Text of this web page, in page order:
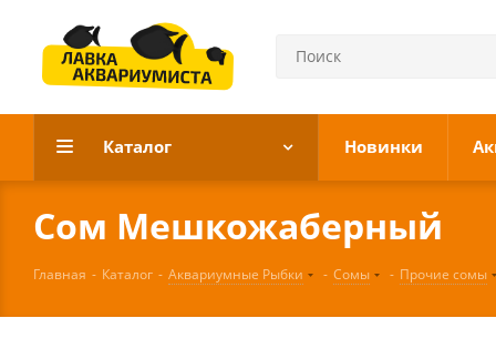
Каталог Новинки
Сом Мешкожаберный
Главная - Каталог - Аквариумные Рыбки - Сомы - Прочие сомы